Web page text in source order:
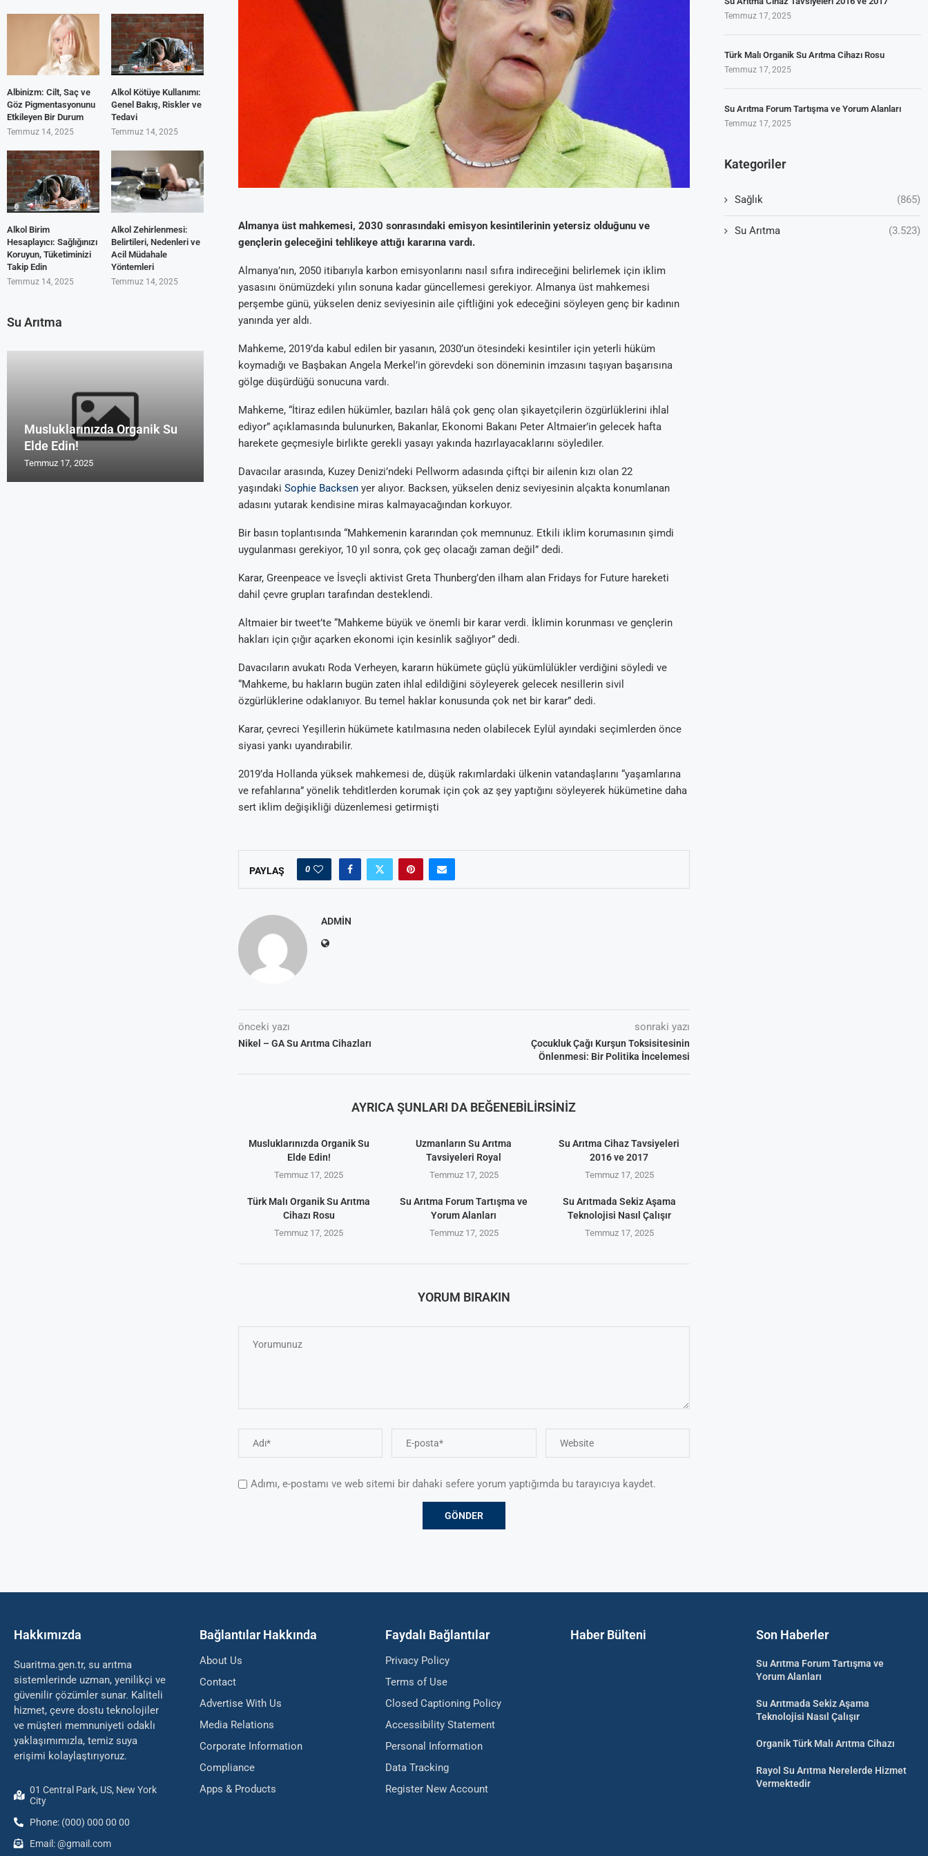
Almanya üst mahkemesi, 2030 sonrasındaki emisyon kesintilerinin yetersiz olduğunu ve
gençlerin geleceğini tehlikeye attığı kararına vardı.
Almanya’nın, 2050 itibarıyla karbon emisyonlarını nasıl sıfıra indireceğini belirlemek için iklim
yasasını önümüzdeki yılın sonuna kadar güncellemesi gerekiyor. Almanya üst mahkemesi
perşembe günü, yükselen deniz seviyesinin aile çiftliğini yok edeceğini söyleyen genç bir kadının
yanında yer aldı.
Mahkeme, 2019’da kabul edilen bir yasanın, 2030’un ötesindeki kesintiler için yeterli hüküm
koymadığı ve Başbakan Angela Merkel’in görevdeki son döneminin imzasını taşıyan başarısına
gölge düşürdüğü sonucuna vardı.
Mahkeme, “İtiraz edilen hükümler, bazıları hâlâ çok genç olan şikayetçilerin özgürlüklerini ihlal
ediyor” açıklamasında bulunurken, Bakanlar, Ekonomi Bakanı Peter Altmaier’in gelecek hafta
harekete geçmesiyle birlikte gerekli yasayı yakında hazırlayacaklarını söylediler.
Davacılar arasında, Kuzey Denizi’ndeki Pellworm adasında çiftçi bir ailenin kızı olan 22
yaşındaki Sophie Backsenyer alıyor. Backsen, yükselen deniz seviyesinin alçakta konumlanan
adasını yutarak kendisine miras kalmayacağından korkuyor.
Bir basın toplantısında “Mahkemenin kararından çok memnunuz. Etkili iklim korumasının şimdi
uygulanması gerekiyor, 10 yıl sonra, çok geç olacağı zaman değil” dedi.
Karar, Greenpeace ve İsveçli aktivist Greta Thunberg’den ilham alan Fridays for Future hareketi
dahil çevre grupları tarafından desteklendi.
Altmaier bir tweet’te “Mahkeme büyük ve önemli bir karar verdi. İklimin korunması ve gençlerin
hakları için çığır açarken ekonomi için kesinlik sağlıyor” dedi.
Davacıların avukatı Roda Verheyen, kararın hükümete güçlü yükümlülükler verdiğini söyledi ve
“Mahkeme, bu hakların bugün zaten ihlal edildiğini söyleyerek gelecek nesillerin sivil
özgürlüklerine odaklanıyor. Bu temel haklar konusunda çok net bir karar” dedi.
Karar, çevreci Yeşillerin hükümete katılmasına neden olabilecek Eylül ayındaki seçimlerden önce
siyasi yankı uyandırabilir.
2019’da Hollanda yüksek mahkemesi de, düşük rakımlardaki ülkenin vatandaşlarını “yaşamlarına
ve refahlarına” yönelik tehditlerden korumak için çok az şey yaptığını söyleyerek hükümetine daha
sert iklim değişikliği düzenlemesi getirmişti
PAYLAŞ 0
ADMIN
önceki yazı
Nikel – GA Su Arıtma Cihazları
sonraki yazı
Çocukluk Çağı Kurşun Toksisitesinin
Önlenmesi: Bir Politika İncelemesi
AYRICA ŞUNLARI DA BEĞENEBILIRSINIZ
Musluklarınızda Organik Su
Elde Edin!
Temmuz 17, 2025
Uzmanların Su Arıtma
Tavsiyeleri Royal
Temmuz 17, 2025
Su Arıtma Cihaz Tavsiyeleri
2016 ve 2017
Temmuz 17, 2025
Türk Malı Organik Su Arıtma
Cihazı Rosu
Temmuz 17, 2025
Su Arıtma Forum Tartışma ve
Yorum Alanları
Temmuz 17, 2025
Su Arıtmada Sekiz Aşama
Teknolojisi Nasıl Çalışır
Temmuz 17, 2025
YORUM BIRAKIN
Adımı, e-postamı ve web sitemi bir dahaki sefere yorum yaptığımda bu tarayıcıya kaydet.
Temmuz 17, 2025
Türk Malı Organik Su Arıtma Cihazı Rosu
Temmuz 17, 2025
Su Arıtma Forum Tartışma ve Yorum Alanları
Temmuz 17, 2025
Kategoriler
Sağlık (865)
Su Arıtma (3.523)
Albinizm: Cilt, Saç ve
Göz Pigmentasyonunu
Etkileyen Bir Durum
Temmuz 14, 2025
Alkol Kötüye Kullanımı:
Genel Bakış, Riskler ve
Tedavi
Temmuz 14, 2025
Alkol Birim
Hesaplayıcı: Sağlığınızı
Koruyun, Tüketiminizi
Takip Edin
Temmuz 14, 2025
Alkol Zehirlenmesi:
Belirtileri, Nedenleri ve
Acil Müdahale
Yöntemleri
Temmuz 14, 2025
Su Arıtma
Musluklarınızda Organik Su
Elde Edin!
Temmuz 17, 2025
Uzmanların Su Arıtma
Tavsiyeleri Royal
Su Arıtma Cihaz Tavsiyeleri
2016 ve 2017
Türk Malı Organik Su Arıtma
Cihazı Rosu
Su Arıtma Forum Tartışma ve
Yorum Alanları
Hakkımızda
Suaritma.gen.tr, su arıtma
sistemlerinde uzman, yenilikçi ve
güvenilir çözümler sunar. Kaliteli
hizmet, çevre dostu teknolojiler
ve müşteri memnuniyeti odaklı
yaklaşımımızla, temiz suya
erişimi kolaylaştırıyoruz.
01 Central Park, US, New York
City
Phone: (000) 000 00 00
Email: @gmail.com
Bağlantılar Hakkında
About Us
Contact
Advertise With Us
Media Relations
Corporate Information
Compliance
Apps & Products
Faydalı Bağlantılar
Privacy Policy
Terms of Use
Closed Captioning Policy
Accessibility Statement
Personal Information
Data Tracking
Register New Account
Haber Bülteni Son Haberler
Su Arıtma Forum Tartışma ve
Yorum Alanları
Su Arıtmada Sekiz Aşama
Teknolojisi Nasıl Çalışır
Organik Türk Malı Arıtma Cihazı
Rayol Su Arıtma Nerelerde Hizmet
Vermektedir